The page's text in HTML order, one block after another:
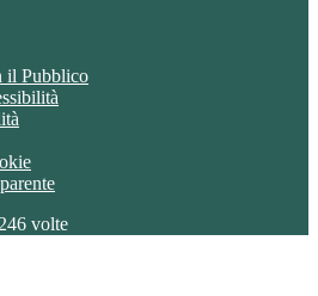
il Pubblico
volte